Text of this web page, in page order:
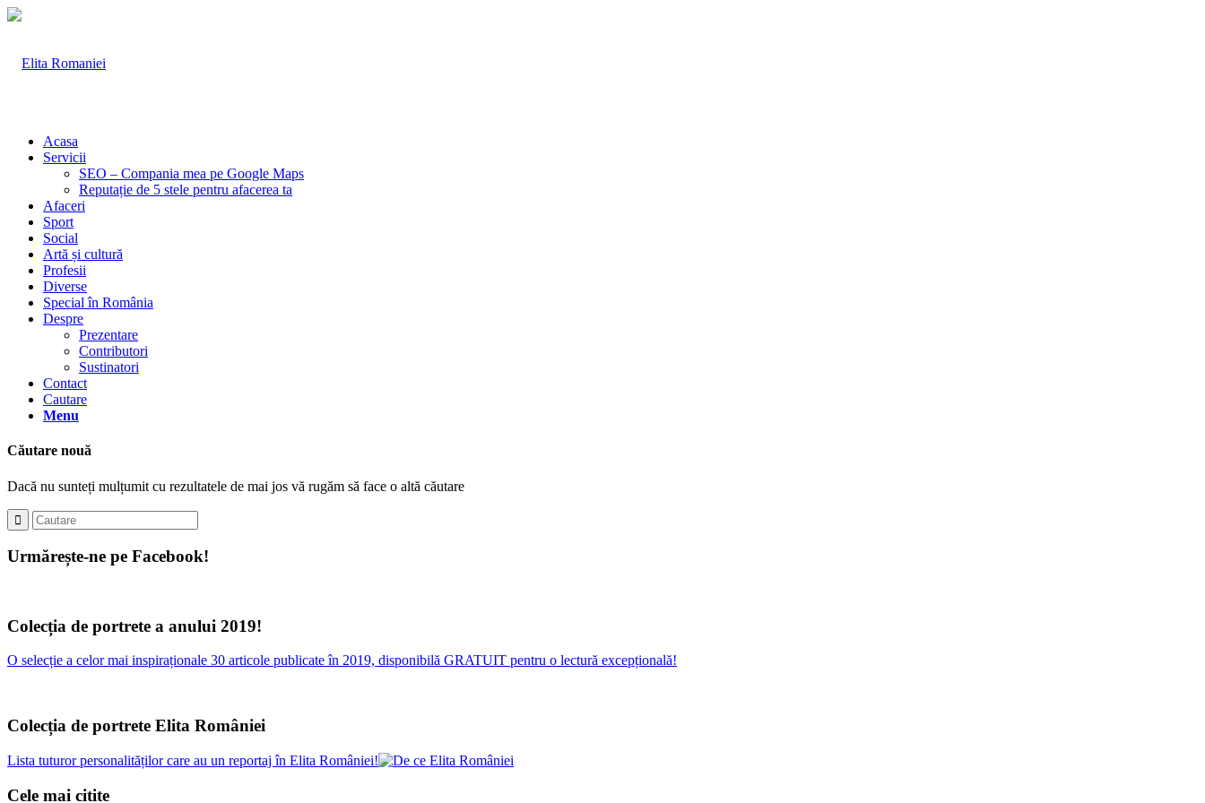
Acasa
Servicii
SEO – Compania mea pe Google Maps
Reputație de 5 stele pentru afacerea ta
Afaceri
Sport
Social
Artă și cultură
Profesii
Diverse
Special în România
Despre
Prezentare
Contributori
Sustinatori
Contact
Cautare
Menu
Căutare nouă
Dacă nu sunteți mulțumit cu rezultatele de mai jos vă rugăm să face o altă căutare
Urmărește-ne pe Facebook!
Colecția de portrete a anului 2019!
O selecție a celor mai inspiraționale 30 articole publicate în 2019, disponibilă GRATUIT pentru o lectură excepțională!
Colecția de portrete Elita României
Lista tuturor personalităților care au un reportaj în Elita României!
Cele mai citite